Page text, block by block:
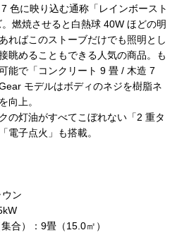
色に映り込む通称「レインボースト
燃焼させると白熱球 40W ほどの明
ればこのストーブだけでも照明とし
眺めることもできる人気の商品。も
能で「コンクリート 9 畳 / 木造 7
モデルはボディのネジを樹脂ネ
向上。
の灯油がすべてこぼれない「2 重タ
電子点火」も搭載。
ン
合）：9畳（15.0㎡）